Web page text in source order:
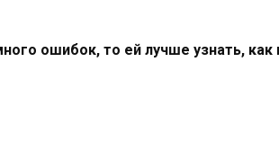
ошибок, то ей лучше узнать, как